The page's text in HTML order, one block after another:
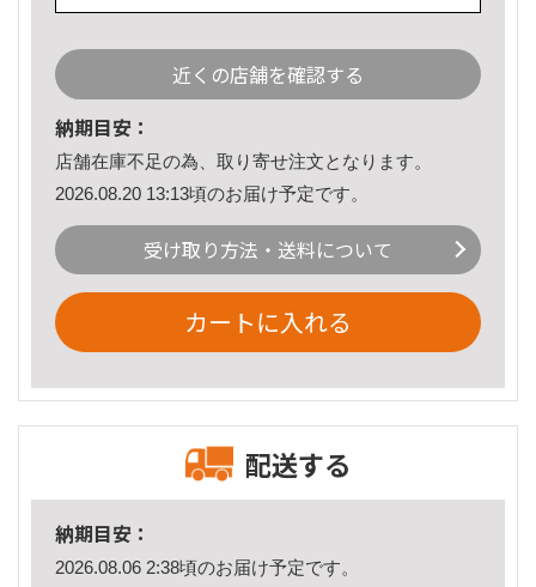
近くの店舗を確認する
納期目安：
店舗在庫不足の為、取り寄せ注文となります。
2026.08.20 13:13頃のお届け予定です。
受け取り方法・送料について
カートに入れる
配送する
納期目安：
2026.08.06 2:38頃のお届け予定です。